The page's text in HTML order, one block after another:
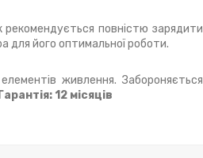
повністю зарядити
для його оптимальної роботи.
живлення. Забороняється
Гарантія: 12 місяців